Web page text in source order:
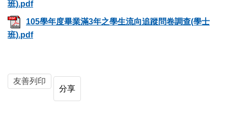
班).pdf
105學年度畢業滿3年之學生流向追蹤問卷調查(學士
班).pdf
友善列印
分享